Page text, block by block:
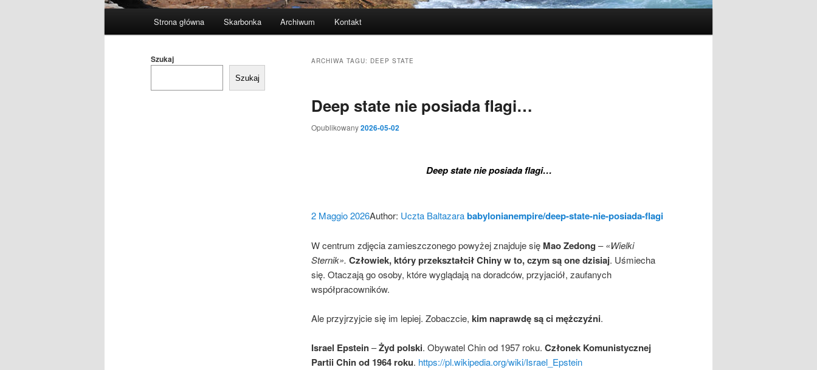
Strona główna Skarbonka Archiwum Kontakt
ARCHIWA TAGU: DEEP STATE
Deep state nie posiada flagi…
Opublikowany2026-05-02
Deep state nie posiada flagi…
2 Maggio 2026Author: Uczta Baltazarababylonianempire/deep-state-nie-posiada-flagi
W centrum zdjęcia zamieszczonego powyżej znajduje się Mao Zedong –«Wielki
Sternik». Człowiek, który przekształcił Chiny w to, czym są one dzisiaj. Uśmiecha
się. Otaczają go osoby, które wyglądają na doradców, przyjaciół, zaufanych
współpracowników.
Ale przyjrzyjcie się im lepiej. Zobaczcie, kim naprawdę są ci mężczyźni.
Israel Epstein–Żyd polski. Obywatel Chin od 1957 roku. Członek Komunistycznej
Partii Chin od 1964 roku. https://pl.wikipedia.org/wiki/Israel_Epstein
Szukaj
Szukaj